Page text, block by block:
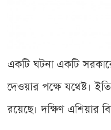
একটি ঘটনা একটি
দেওয়ার পক্ষে যথেষ্ট।
রয়েছে। দক্ষিণ এশিয়ার